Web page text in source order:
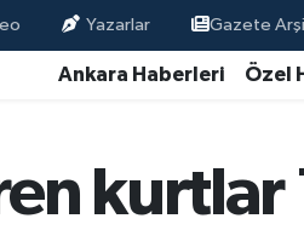
Yazarlar Gazete
Ankara Haberleri Özel